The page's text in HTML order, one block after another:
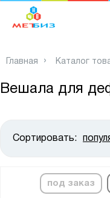
Главная Каталог
Вешала для
Сортировать:
под заказ